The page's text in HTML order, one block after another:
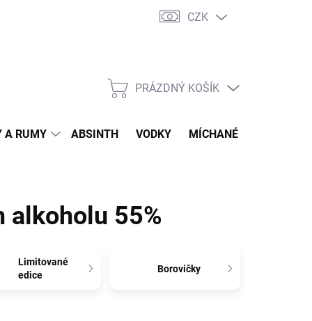
Doprava Jak balíme zásilky
CZK
NÁKUPNÍ
PRÁZDNÝ KOŠÍK
A RUMY ABSINTH VODKY MÍCHANÉ DRINKY
alkoholu 55%
Limitované
edice
Borovičky